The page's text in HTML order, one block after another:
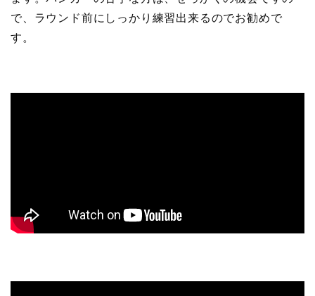
で、ラウンド前にしっかり練習出来るのでお勧めで
す。